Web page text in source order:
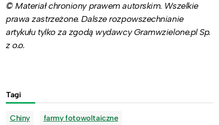
© Materiał chroniony prawem autorskim. Wszelkie
prawa zastrzeżone. Dalsze rozpowszechnianie
artykułu tylko za zgodą wydawcy Gramwzielone.pl Sp.
z o.o.
Tagi
Chiny farmy fotowoltaiczne